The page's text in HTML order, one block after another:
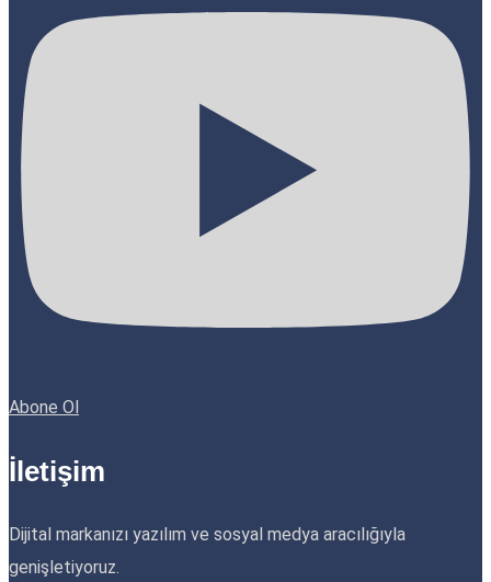
Abone Ol
İletişim
Dijital markanızı yazılım ve sosyal medya aracılığıyla
genişletiyoruz.